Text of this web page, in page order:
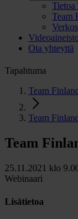
Tietoa
Team
Ota yhteyttä
Tapahtuma
Team
Team
Team
25.11.2021 klo
Webinaari
Lisätietoa